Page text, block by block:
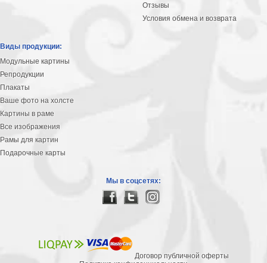
Отзывы
Условия обмена и возврата
Виды продукции:
Модульные картины
Репродукции
Плакаты
Ваше фото на холсте
Картины в раме
Все изображения
Рамы для картин
Подарочные карты
Мы в соцсетях:
Договор публичной оферты